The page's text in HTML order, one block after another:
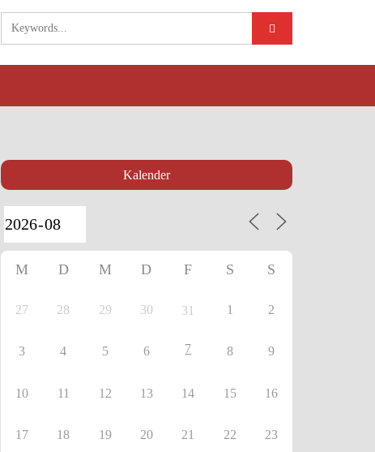
Kalender
M D M D F S S
27 28 29 30 31 1 2
3 4 5 6 7 8 9
10 11 12 13 14 15 16
17 18 19 20 21 22 23